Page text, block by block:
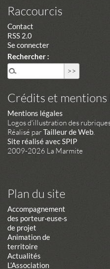
Raccourcis
Contact
RSS 2.0
Se connecter
Rechercher :
Crédits et mentions
Mentions légales
Logos d'illustration des
Réalisé parTailleur de Web.
Site réalisé avec SPIP
2009-2026 La Marmite
Plan du site
Accompagnement
des porteur·euse·s
de projet
Animation de
territoire
Actualités
L’Association